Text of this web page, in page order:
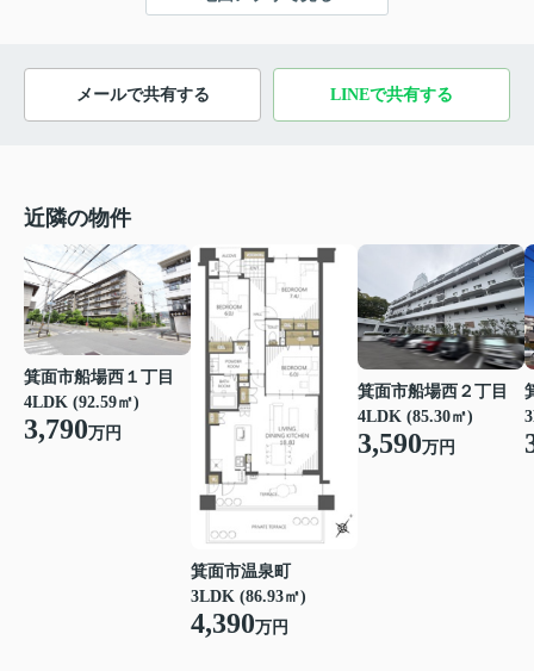
メールで共有する LINEで共有する
近隣の物件
箕面市船場西１丁目
4LDK (92.59㎡)
3,790万円
箕面市温泉町
3LDK (86.93㎡)
4,390万円
箕面市船場西２丁目
4LDK (85.30㎡)
3,590万円